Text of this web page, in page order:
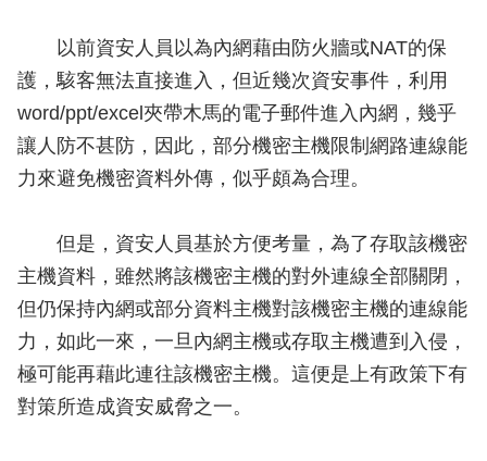
以前資安人員以為內網藉由防火牆或NAT的保
護，駭客無法直接進入，但近幾次資安事件，利用
word/ppt/excel夾帶木馬的電子郵件進入內網，幾乎
讓人防不甚防，因此，部分機密主機限制網路連線能
力來避免機密資料外傳，似乎頗為合理。
但是，資安人員基於方便考量，為了存取該機密
主機資料，雖然將該機密主機的對外連線全部關閉，
但仍保持內網或部分資料主機對該機密主機的連線能
力，如此一來，一旦內網主機或存取主機遭到入侵，
極可能再藉此連往該機密主機。這便是上有政策下有
對策所造成資安威脅之一。